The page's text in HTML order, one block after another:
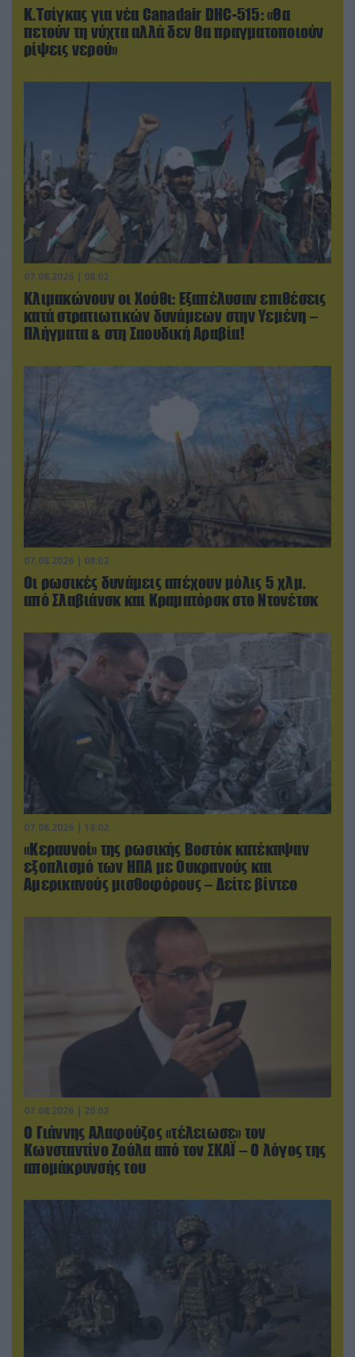
Κ.Τσίγκας για νέα Canadair DHC-515: «Θα
πετούν τη νύχτα αλλά δεν θα πραγματοποιούν
ρίψεις νερού»
07.08.2026 | 08:02
Κλιμακώνουν οι Χούθι: Eξαπέλυσαν επιθέσεις
κατά στρατιωτικών δυνάμεων στην Υεμένη –
Πλήγματα & στη Σαουδική Αραβία!
07.08.2026 | 08:02
Οι ρωσικές δυνάμεις απέχουν μόλις 5 χλμ.
από Σλαβιάνσκ και Κραματόρσκ στο Ντονέτσκ
07.08.2026 | 18:02
«Κεραυνοί» της ρωσικής Βοστόκ κατέκαψαν
εξοπλισμό των ΗΠΑ με Ουκρανούς και
Αμερικανούς μισθοφόρους – Δείτε βίντεο
07.08.2026 | 20:02
Ο Γιάννης Αλαφούζος «τέλειωσε» τον
Κωνσταντίνο Ζούλα από τον ΣΚΑΪ – Ο λόγος της
απομάκρυνσής του